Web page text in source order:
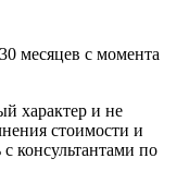
месяцев с момента
характер и не
стоимости и
консультантами по